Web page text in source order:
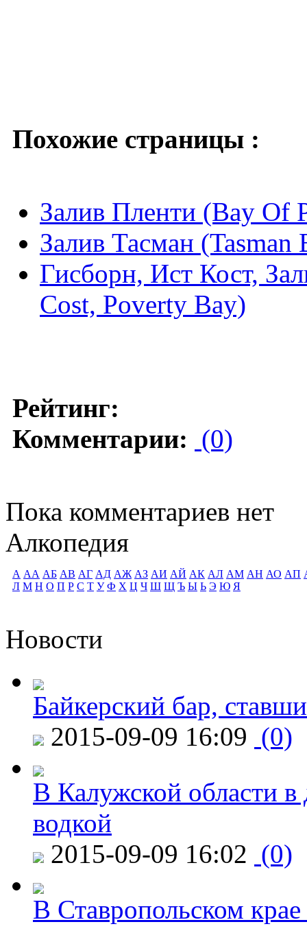
Похожие страницы :
Залив Пленти (Bay Of
Залив Тасман (Tasman
Гисборн, Ист Кост,
Cost, Poverty Bay)
Рейтинг:
Комментарии: (0)
Пока комментариев нет
Алкопедия
А АА АБ АВ АГ АД АЖ АЗ АИ АЙ АК АЛ АМ АН АО АП
Л М Н О П Р С Т У Ф Х Ц Ч Ш Щ Ъ Ы Ь Э Ю Я
Новости
Байкерский бар,
2015-09-09 16:09 (0)
В Калужской области в
водкой
2015-09-09 16:02 (0)
В Ставропольском